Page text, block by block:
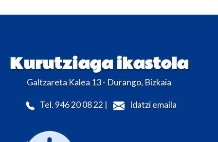
Kurutziaga ikastola
Galtzareta Kalea 13 - Durango, Bizkaia
Tel. 946 20 08 22 | Idatzi emaila